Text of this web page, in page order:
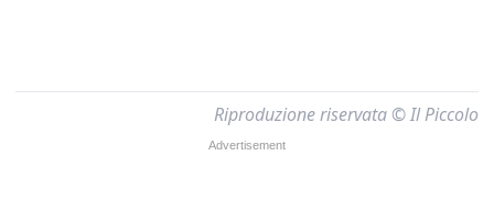
Riproduzione riservata © Il Piccolo